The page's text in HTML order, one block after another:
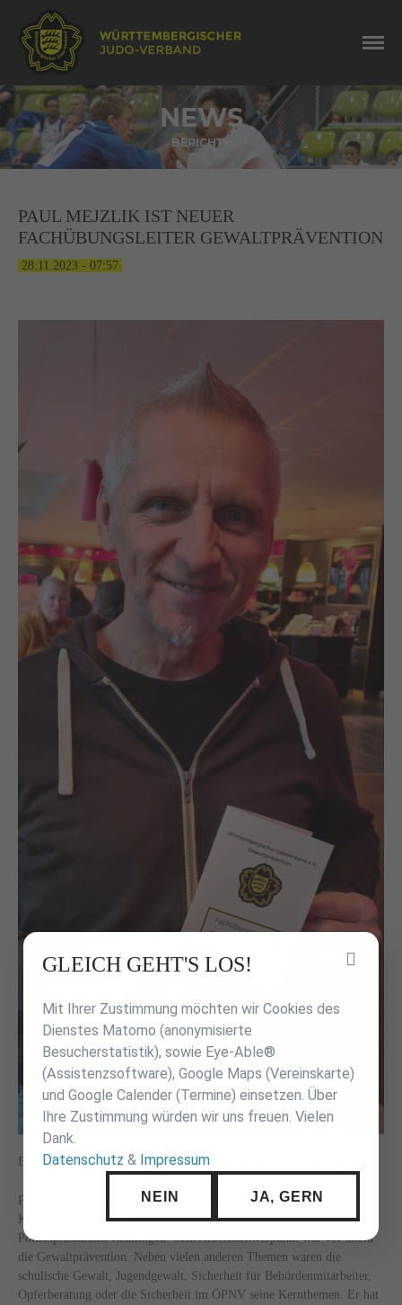
NEWS
BERICHTE
PAUL MEJZLIK IST NEUER
FACHÜBUNGSLEITER GEWALTPRÄVENTION
28.11.2023 - 07:57
Bei Paul ist das so eine Sache. Was kann man ihm noch beibringen?
Paul war bis zum Eintritt in den Ruhestand vor wenigen Wochen
Kriminalhauptkommissar beim Referat Prävention des
Polizeipräsidiums Reutlingen. Sein Arbeitsschwerpunkt war vor allem
die Gewaltprävention. Neben vielen anderen Themen waren die
schulische Gewalt, Jugendgewalt, Sicherheit für Behördenmitarbeiter,
Opferberatung oder die Sicherheit im ÖPNV seine Kernthemen. Er hat
Inhalt
GLEICH GEHT'S LOS!
Mit Ihrer Zustimmung möchten wir Cookies des
Dienstes Matomo (anonymisierte
Besucherstatistik), sowie Eye-Able®
(Assistenzsoftware), Google Maps (Vereinskarte)
und Google Calender (Termine) einsetzen. Über
Ihre Zustimmung würden wir uns freuen. Vielen
Dank.
Datenschutz & Impressum
NEIN JA, GERN